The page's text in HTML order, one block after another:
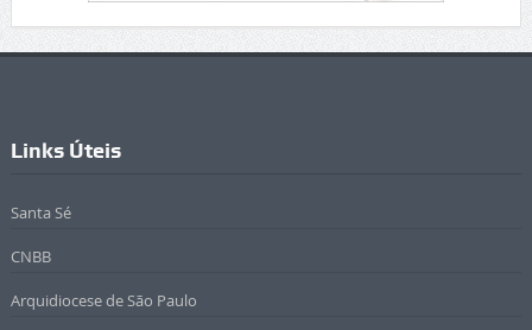
Links Úteis
Santa Sé
CNBB
Arquidiocese de São Paulo